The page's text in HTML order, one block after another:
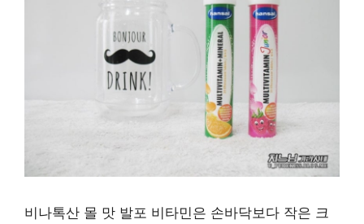
비나톡산 몰 맛 발포 비타민은 손바닥보다 작은 크